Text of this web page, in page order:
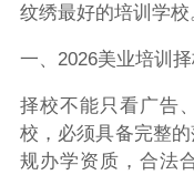
纹绣最好的培训学校
一、2026美业培训
择校不能只看广告
校，必须具备完整
规办学资质，合法